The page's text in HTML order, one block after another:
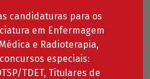
candidaturas para os
em Enfermagem
e Radioterapia,
especiais:
TDET, Titulares de